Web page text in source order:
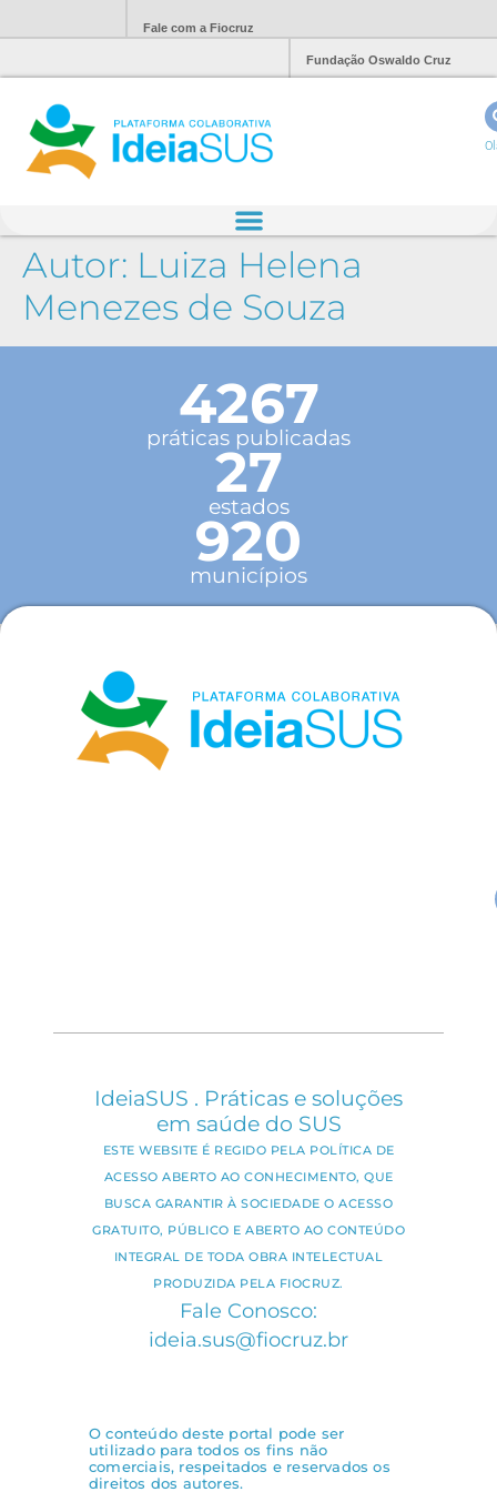
Fale com a Fiocruz
Fundação Oswaldo Cruz
Autor: Luiza Helena
Menezes de Souza
4267
práticas publicadas
27
estados
920
municípios
IdeiaSUS . Práticas e soluções
em saúde do SUS
ESTE WEBSITE É REGIDO PELA POLÍTICA DE
ACESSO ABERTO AO CONHECIMENTO, QUE
BUSCA GARANTIR À SOCIEDADE O ACESSO
GRATUITO, PÚBLICO E ABERTO AO CONTEÚDO
INTEGRAL DE TODA OBRA INTELECTUAL
PRODUZIDA PELA FIOCRUZ.
Fale Conosco:
ideia.sus@fiocruz.br
O conteúdo deste portal pode ser
utilizado para todos os fins não
comerciais, respeitados e reservados os
direitos dos autores.